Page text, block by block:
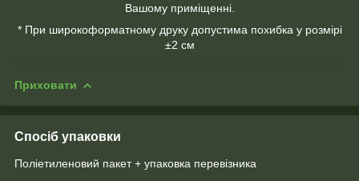
Вашому приміщенні.
* При широкоформатному друку допустима похибка у розмірі
±2 см
Приховати
Спосіб упаковки
Поліетиленовий пакет + упаковка перевізника